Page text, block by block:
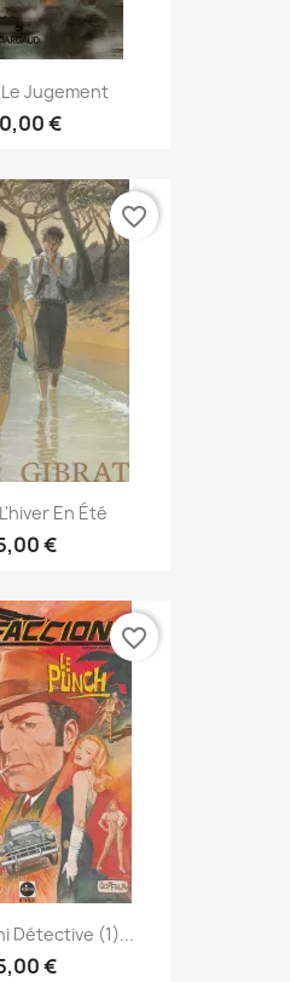
Le Jugement
€
En Été
€
favorite_border
Détective (1)...
€
favorite_border